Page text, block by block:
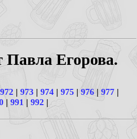
Павла Егорова.
972 | 973 | 974 | 975 | 976 | 977 |
| 991 | 992 |